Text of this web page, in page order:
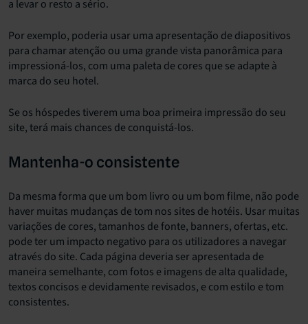
a levar o resto a sério.
Por exemplo, poderia usar uma apresentação de diapositivos
para chamar atenção ou uma grande vista panorâmica para
impressioná-los, com uma paleta de cores que se adapte à
marca do seu hotel.
Se os hóspedes tiverem uma boa primeira impressão do seu
site, terá mais chances de conquistá-los.
Mantenha-o consistente
Da mesma forma que um bom livro ou um bom filme, não pode
haver muitas mudanças de tom nos sites de hotéis. Usar muitas
variações de cores, tamanhos de fonte, banners, ofertas, etc.
pode ter um impacto negativo para os utilizadores a navegar
através do site. Cada página deveria ser apresentada de
maneira semelhante, com fotos e imagens de alta qualidade,
textos concisos e devidamente revisados, e com estilo e tom
consistentes.